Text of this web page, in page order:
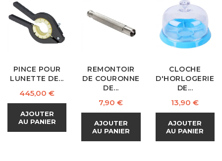
PINCE POUR
LUNETTE DE...
Prix
445,00 €
AJOUTER
AU PANIER
REMONTOIR
DE COURONNE
DE...
Prix
7,90 €
AJOUTER
AU PANIER
CLOCHE
D'HORLOGERIE
DE...
Prix
13,90 €
AJOUTER
AU PANIER